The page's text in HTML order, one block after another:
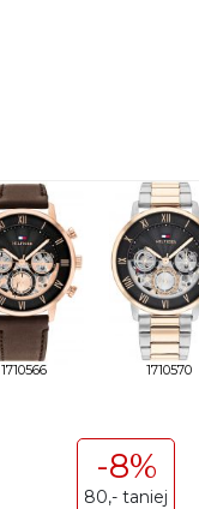
1710566 1710570
-8%
80,- taniej